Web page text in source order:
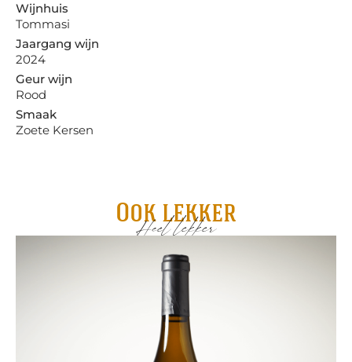
Wijnhuis
Tommasi
Jaargang wijn
2024
Geur wijn
Rood
Smaak
Zoete Kersen
Ook lekker
Heel lekker